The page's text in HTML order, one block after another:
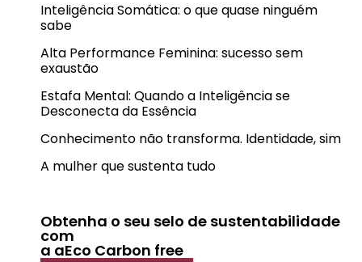
Inteligência Somática: o que quase ninguém
sabe
Alta Performance Feminina: sucesso sem
exaustão
Estafa Mental: Quando a Inteligência se
Desconecta da Essência
Conhecimento não transforma. Identidade, sim
A mulher que sustenta tudo
Obtenha o seu selo de sustentabilidade
com
a aEco Carbon free